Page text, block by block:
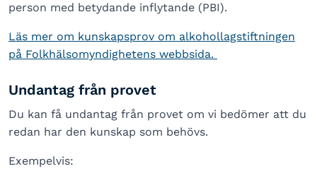
person med betydande inflytande (PBI).
Läs mer om kunskapsprov om alkohollagstiftningen
på Folkhälsomyndighetens webbsida.
Undantag från provet
Du kan få undantag från provet om vi bedömer att du
redan har den kunskap som behövs.
Exempelvis: